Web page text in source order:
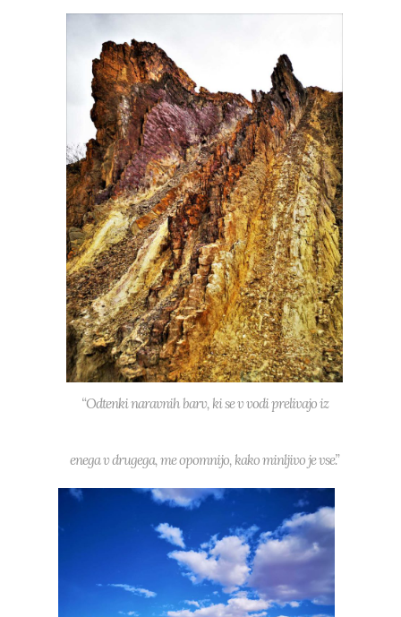
“Odtenki naravnih barv, ki se v vodi prelivajo iz
enega v drugega, me opomnijo, kako minljivo je vse.”